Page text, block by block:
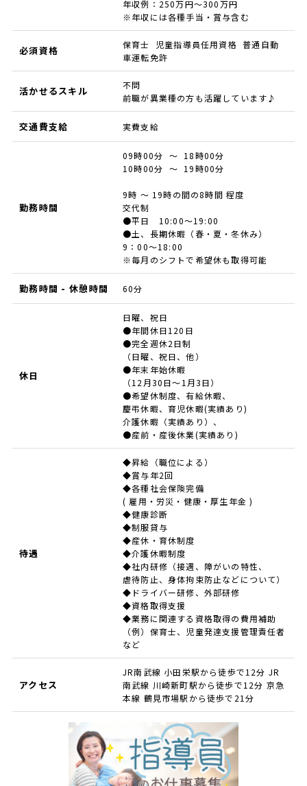
年収例：250万円〜300万円
※年収には各種手当・賞与含む
必須資格
保育士 児童指導員任用資格 普通自動
車運転免許
活かせるスキル
不問
前職が異業種の方も活躍しています♪
交通費支給 実費支給
勤務時間
09時00分 ～ 18時00分
10時00分 ～ 19時00分
9時 ～ 19時の間の8時間 程度
交代制
●平日 10:00～19:00
●土、長期休暇（春・夏・冬休み）
9：00～18:00
※毎月のシフトで希望休も取得可能
勤務時間 - 休憩時間 60分
休日
日曜、祝日
●年間休日120日
●完全週休2日制
（日曜、祝日、他）
●年末年始休暇
（12月30日～1月3日）
●希望休制度、有給休暇、
慶弔休暇、育児休暇(実績あり)
介護休暇（実績あり）、
●産前・産後休業(実績あり)
待遇
◆昇給（職位による）
◆賞与年2回
◆各種社会保険完備
( 雇用・労災・健康・厚生年金 )
◆健康診断
◆制服貸与
◆産休・育休制度
◆介護休暇制度
◆社内研修（接遇、障がいの特性、
虐待防止、身体拘束防止などについて）
◆ドライバー研修、外部研修
◆資格取得支援
◆業務に関連する資格取得の費用補助
（例）保育士、児童発達支援管理責任者
など
アクセス
JR南武線 小田栄駅から徒歩で12分 JR
南武線 川崎新町駅から徒歩で12分 京急
本線 鶴見市場駅から徒歩で21分